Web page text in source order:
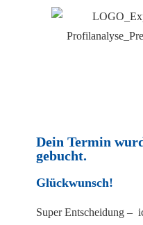
Dein Termin
gebucht.
Glückwunsch!
Super Entscheidung –